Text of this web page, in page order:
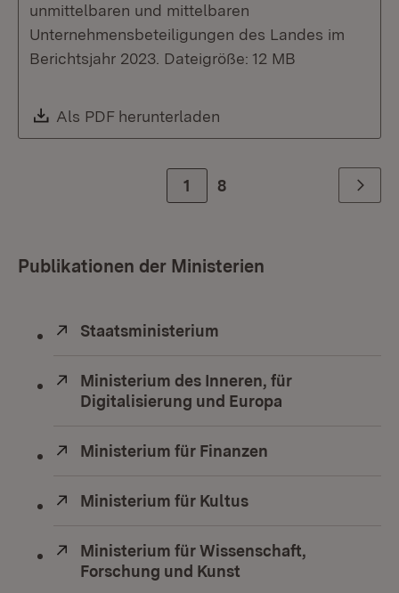
unmittelbaren und mittelbaren
Unternehmensbeteiligungen des Landes im
Berichtsjahr 2023. Dateigröße: 12 MB
Download:
Als PDF herunterladen
Zur Seite
1 8 Weiter
Publikationen der Ministerien
Extern:
Staatsministerium
Extern:
Ministerium des Inneren, für
Digitalisierung und Europa
Extern:
Ministerium für Finanzen
Extern:
Ministerium für Kultus
Extern:
Ministerium für Wissenschaft,
Forschung und Kunst